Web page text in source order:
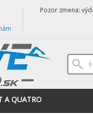
Pozor zmena:
A QUATRO